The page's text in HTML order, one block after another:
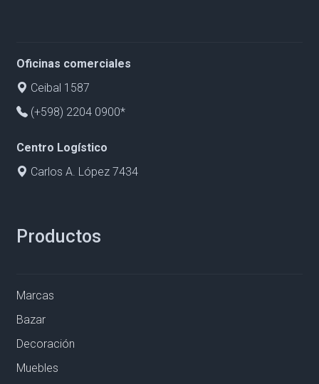
Oficinas comerciales
Ceibal 1587
(+598) 2204 0900*
Centro Logístico
Carlos A. López 7434
Productos
Marcas
Bazar
Decoración
Muebles